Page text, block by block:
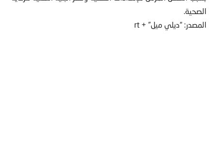
الصحية.
المصدر: “ديلي ميل” + rt